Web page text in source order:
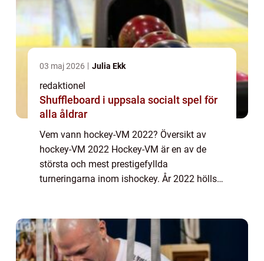
03 maj 2026 Julia Ekk
redaktionel
Shuffleboard i uppsala socialt spel för
alla åldrar
Vem vann hockey-VM 2022? Översikt av
hockey-VM 2022 Hockey-VM är en av de
största och mest prestigefyllda
turneringarna inom ishockey. År 2022 hölls
den bästa nat...